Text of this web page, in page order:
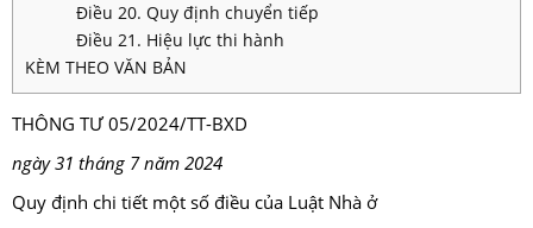
Điều 20. Quy định chuyển tiếp
Điều 21. Hiệu lực thi hành
KÈM THEO VĂN BẢN
THÔNG TƯ 05/2024/TT-BXD
ngày 31 tháng 7 năm 2024
Quy định chi tiết một số điều của Luật Nhà ở